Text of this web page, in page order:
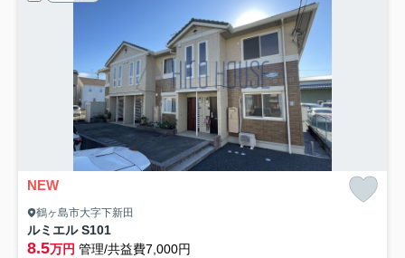
NEW
鶴ヶ島市大字下新田
ルミエル S101
8.5万円 管理/共益費7,000円